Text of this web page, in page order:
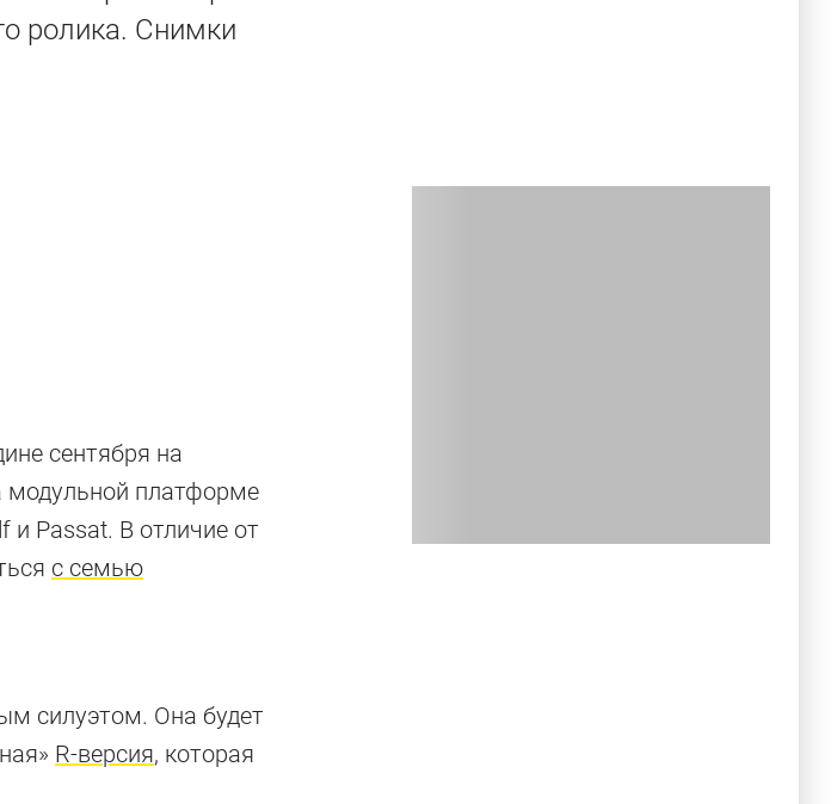
ролика. Снимки
сентября на
модульной платформе
и Passat. В отличие от
с семью
силуэтом. Она будет
R-версия, которая